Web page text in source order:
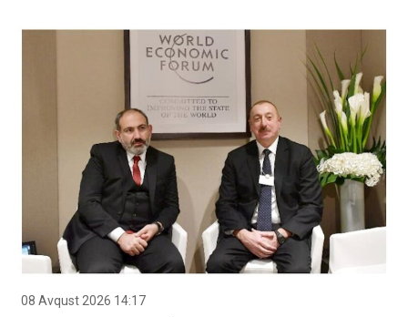
08 Avqust 2026 14:17